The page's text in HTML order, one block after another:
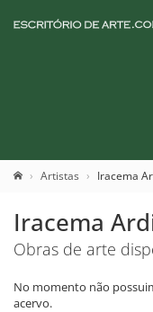
Artistas Iracema
Iracema
Obras de arte
No momento não
acervo.